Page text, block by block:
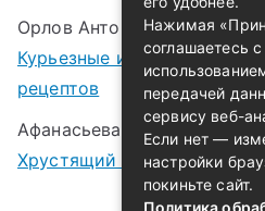
Орлов Антон
к записи
Курьезные истории
рецептов
Афанасьева Татьяна к
Хрустящий морковный
Нажимая
соглашаетесь с
передачей
сервису веб-
Если нет —
настройки
покиньте сайт.
Политика